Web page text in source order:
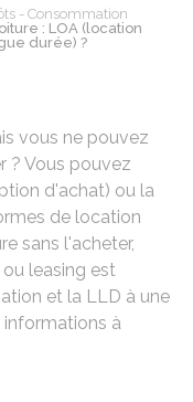
- Consommation
: LOA (location
durée) ?
vous ne pouvez
? Vous pouvez
d'achat) ou la
de location
sans l'acheter,
leasing est
et la LLD à une
informations à